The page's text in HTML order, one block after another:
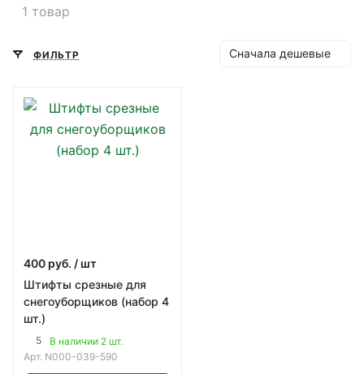
1 товар
ФИЛЬТР Сначала дешевые
400 руб. / шт
Штифты срезные для
снегоуборщиков (набор 4
шт.)
5
В наличии 2 шт.
Арт. N000-039-590